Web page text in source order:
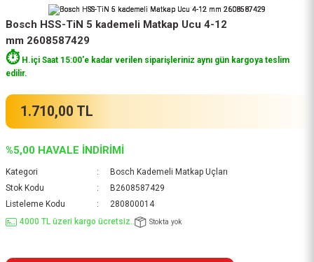
Bosch HSS-TiN 5 kademeli Matkap Ucu 4-12
mm 2608587429
⏱️H.içi Saat 15:00'e kadar verilen siparişleriniz aynı gün kargoya teslim
edilir.
1.710,00 TL
%5,00 HAVALE İNDİRİMİ
Kategori
Bosch Kademeli Matkap Uçları
Stok Kodu
B2608587429
Listeleme Kodu
280800014
4000 TL üzeri kargo ücretsiz..
Stokta yok